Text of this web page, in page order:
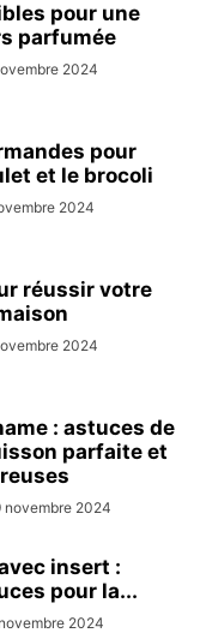
pour une
parfumée
2024
pour
et le brocoli
2024
réussir votre
2024
: astuces de
parfaite et
novembre 2024
insert :
pour la...
2024